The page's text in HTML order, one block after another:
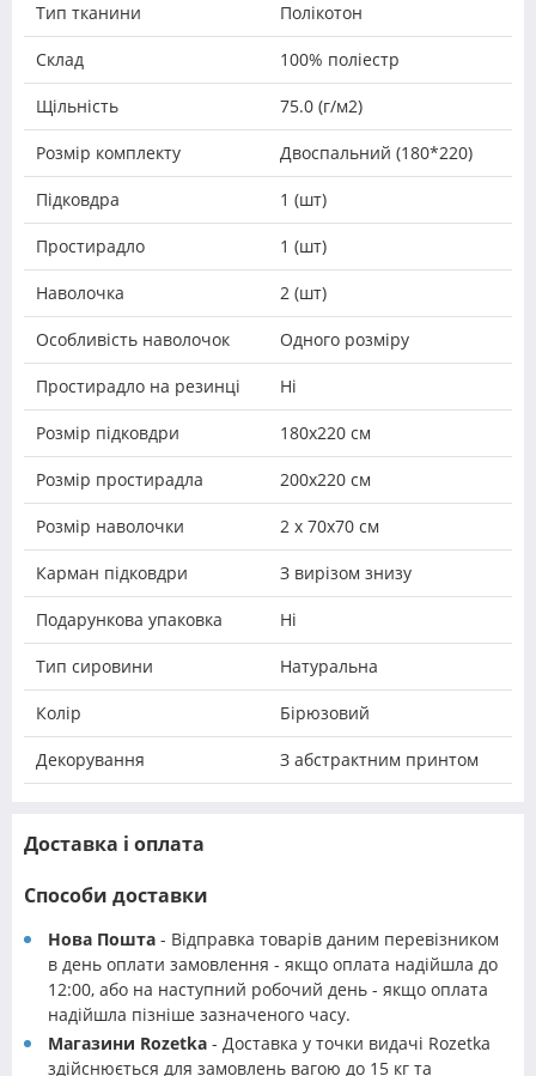
Тип тканини Полікотон
Склад 100% поліестр
Щільність 75.0 (г/м2)
Розмір комплекту Двоспальний (180*220)
Підковдра 1 (шт)
Простирадло 1 (шт)
Наволочка 2 (шт)
Особливість наволочок Одного розміру
Простирадло на резинці Ні
Розмір підковдри 180х220 см
Розмір простирадла 200х220 см
Розмір наволочки 2 х 70х70 см
Карман підковдри З вирізом знизу
Подарункова упаковка Ні
Тип сировини Натуральна
Колір Бірюзовий
Декорування З абстрактним принтом
Доставка і оплата
Способи доставки
Нова Пошта - Відправка товарів даним перевізником
в день оплати замовлення - якщо оплата надійшла до
12:00, або на наступний робочий день - якщо оплата
надійшла пізніше зазначеного часу.
Магазини Rozetka - Доставка у точки видачі Rozetka
здійснюється для замовлень вагою до 15 кг та